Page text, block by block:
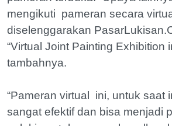
mengikuti pameran secara
diselenggarakan
“Virtual Joint Painting Exhibition
tambahnya.
“Pameran virtual ini, untuk saat
sangat efektif dan bisa menjadi